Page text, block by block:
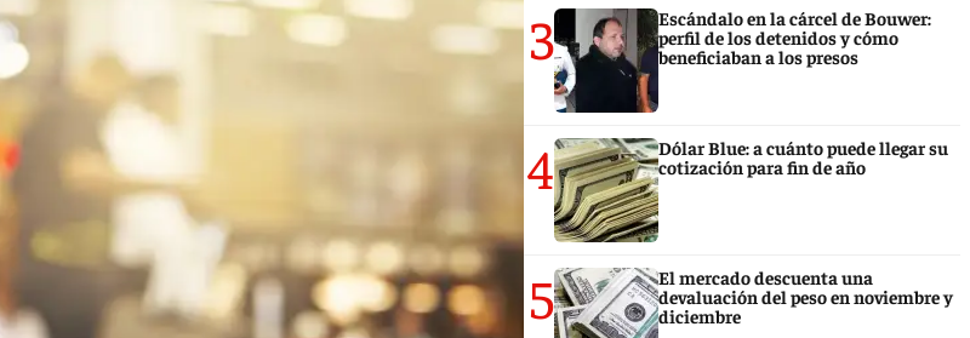
3
Escándalo en la cárcel de Bouwer:
perfil de los detenidos y cómo
beneficiaban a los presos
4
Dólar Blue: a cuánto puede llegar su
cotización para fin de año
5
El mercado descuenta una
devaluación del peso en noviembre y
diciembre